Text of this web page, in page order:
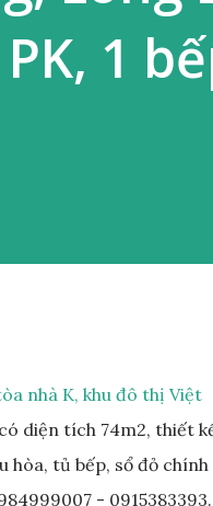
1
nhà K, khu đô thị Việt
diện tích 74m2, thiết
hòa, tủ bếp, sổ đỏ chính
- 0915383393.